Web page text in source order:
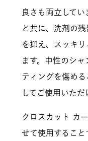
良さも両立して
と共に、洗剤の
を抑え、スッキ
ます。中性のシ
ティングを傷め
してご使用いただ
クロスカット カ
せて使用するこ